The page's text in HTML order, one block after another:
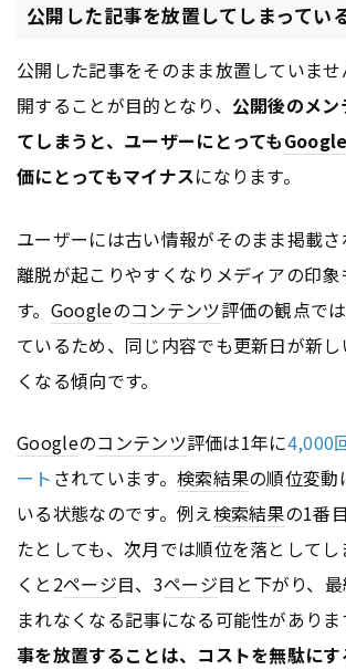
公開した記事を放置してしまってい
公開した記事をそのまま放置していま
開することが目的となり、 公開後のメ
てしまうと、ユーザーにとってもGoogle
価にとってもマイナスになります。
ユーザーには古い情報がそのまま掲載
離脱が起こりやすくなりメディアの印象
す。 Googleのコンテンツ評価の観点で
ているため、同じ内容でも更新日が新
くなる傾向です。
Googleのコンテンツ評価は1年に4,000
ート されています。 検索結果の順位変動
いる状態なのです。例え検索結果の1番
たとしても、次月では順位を落として
くと2ページ目、3ページ目と下がり、
まれなくなる記事になる可能性がありま
事を放置することは、コストを無駄に